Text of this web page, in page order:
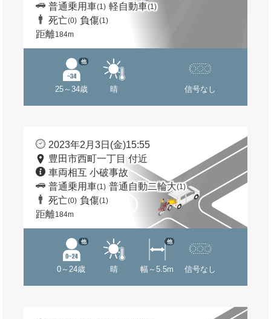
普通乗用車(1) 軽自動車(1)
死亡(0) 負傷(1)
距離184m
25～34歳
他
晴 信号なし
2023年2月3日(金)15:55
豊田市西町一丁目 付近
車両相互 小破事故
普通乗用車(1) 普通自動二輪大(1)
死亡(0) 負傷(1)
距離184m
0～24歳
他
晴 幅～5.5m
他
信号なし